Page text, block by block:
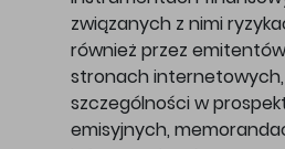
związanych z nimi
również przez
stronach
szczególności w
emisyjnych,